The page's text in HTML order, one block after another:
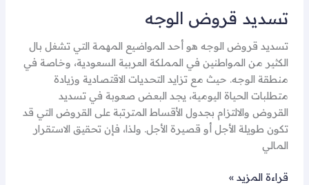
تسديد قروض الوجه
تسديد قروض الوجه هو أحد المواضيع المهمة التي تشغل بال
الكثير من المواطنين في المملكة العربية السعودية، وخاصة في
منطقة الوجه. حيث مع تزايد التحديات الاقتصادية وزيادة
متطلبات الحياة اليومية، يجد البعض صعوبة في تسديد
القروض والالتزام بجدول الأقساط المترتبة على القروض التي قد
تكون طويلة الأجل أو قصيرة الأجل. ولذا، فإن تحقيق الاستقرار
المالي
قراءة المزيد »